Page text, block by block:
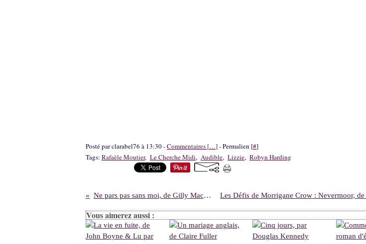
Posté par clarabel76 à 13:30 -Commentaires […]- Permalien [#]
Tags: Rafaèle Moutier, Le Cherche Midi, Audible, Lizzie, Robyn Harding
Ne pars pas sans moi, de Gilly Macmillan
Vous aimerez aussi :